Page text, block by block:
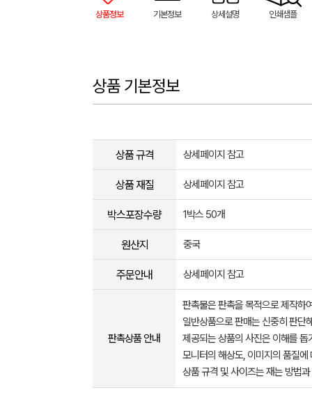
상품정보 기본정보 상세설명 인쇄샘플
상품 기본정보
상품 규격 상세페이지 참고
상품 재질 상세페이지 참고
박스포장수량 1박스 50개
원산지 중국
주문안내 상세페이지 참고
판촉상품 안내
판촉물은 판촉을 목적으로 제작하
일반상품으로 판매는 신중히 판단
제공되는 상품의 사진은 이해를
모니터의 해상도, 이미지의 품질
상품 규격 및 사이즈는 재는 방법